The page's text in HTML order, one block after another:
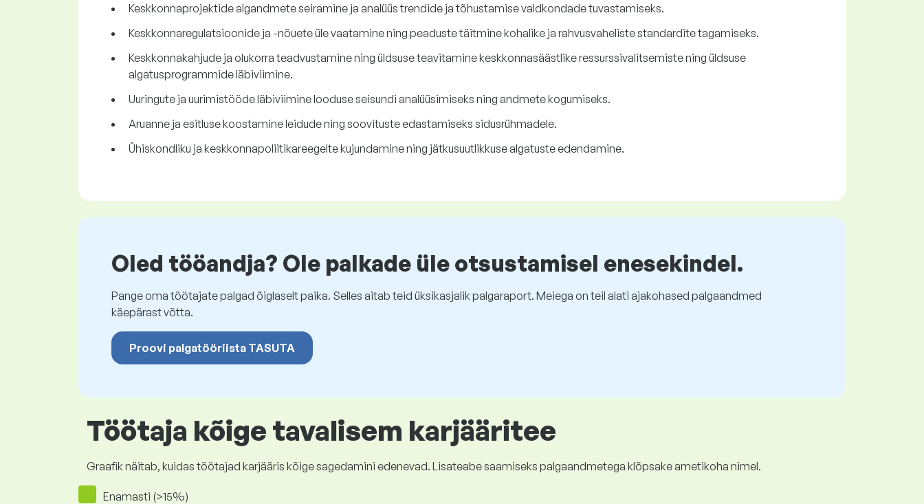
Keskkonnaprojektide algandmete seiramine ja analüüs trendide ja tõhustamise valdkondade tuvastamiseks.
Keskkonnaregulatsioonide ja -nõuete üle vaatamine ning peaduste täitmine kohalike ja rahvusvaheliste standardite tagamiseks.
Keskkonnakahjude ja olukorra teadvustamine ning üldsuse teavitamine keskkonnasäästlike ressurssivalitsemiste ning üldsuse
algatusprogrammide läbiviimine.
Uuringute ja uurimistööde läbiviimine looduse seisundi analüüsimiseks ning andmete kogumiseks.
Aruanne ja esitluse koostamine leidude ning soovituste edastamiseks sidusrühmadele.
Ühiskondliku ja keskkonnapoliitikareegelte kujundamine ning jätkusuutlikkuse algatuste edendamine.
Oled tööandja? Ole palkade üle otsustamisel enesekindel.
Pange oma töötajate palgad õiglaselt paika. Selles aitab teid üksikasjalik palgaraport. Meiega on teil alati ajakohased palgaandmed
käepärast võtta.
Proovi palgatööriista TASUTA
Töötaja kõige tavalisem karjääritee
Graafik näitab, kuidas töötajad karjääris kõige sagedamini edenevad. Lisateabe saamiseks palgaandmetega klõpsake ametikoha nimel.
Enamasti (>15%)